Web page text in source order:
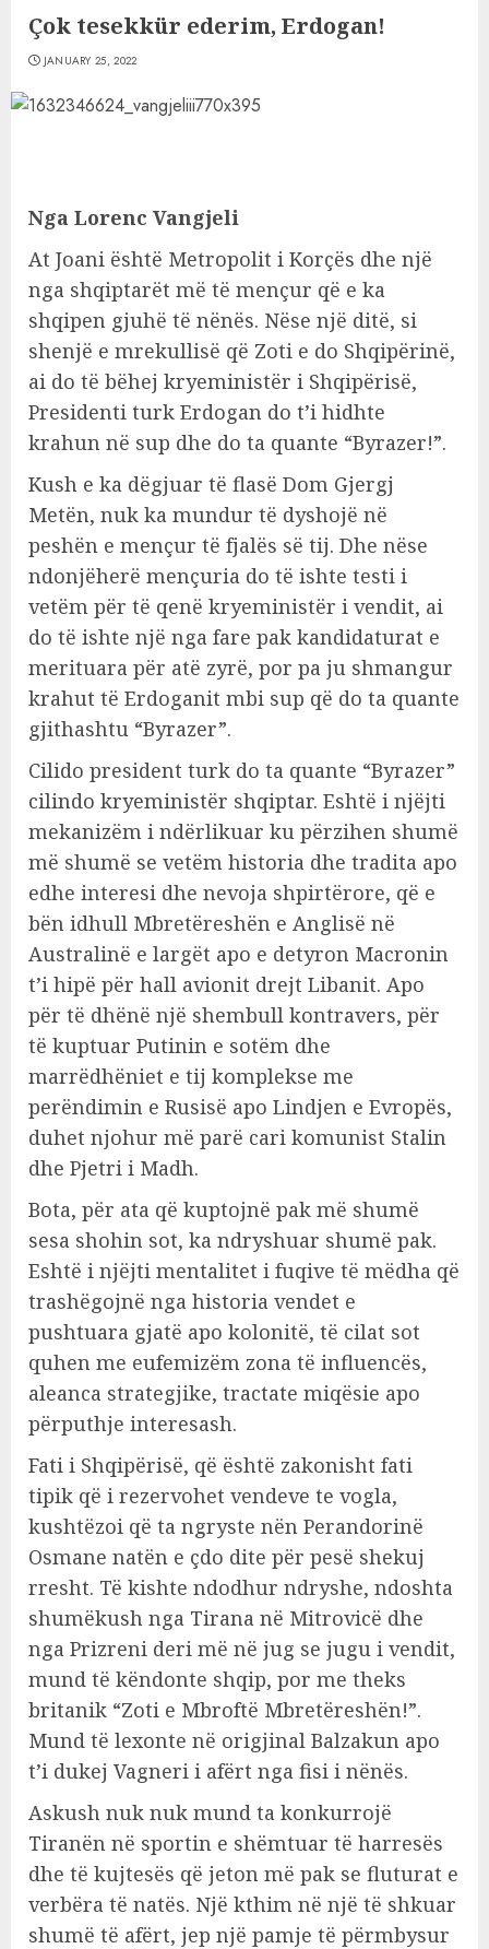
Çok tesekkür ederim, Erdogan!
JANUARY 25, 2022
Nga Lorenc Vangjeli
At Joani është Metropolit i Korçës dhe një
nga shqiptarët më të mençur që e ka
shqipen gjuhë të nënës. Nëse një ditë, si
shenjë e mrekullisë që Zoti e do Shqipërinë,
ai do të bëhej kryeministër i Shqipërisë,
Presidenti turk Erdogan do t’i hidhte
krahun në sup dhe do ta quante “Byrazer!”.
Kush e ka dëgjuar të flasë Dom Gjergj
Metën, nuk ka mundur të dyshojë në
peshën e mençur të fjalës së tij. Dhe nëse
ndonjëherë mençuria do të ishte testi i
vetëm për të qenë kryeministër i vendit, ai
do të ishte një nga fare pak kandidaturat e
merituara për atë zyrë, por pa ju shmangur
krahut të Erdoganit mbi sup që do ta quante
gjithashtu “Byrazer”.
Cilido president turk do ta quante “Byrazer”
cilindo kryeministër shqiptar. Eshtë i njëjti
mekanizëm i ndërlikuar ku përzihen shumë
më shumë se vetëm historia dhe tradita apo
edhe interesi dhe nevoja shpirtërore, që e
bën idhull Mbretëreshën e Anglisë në
Australinë e largët apo e detyron Macronin
t’i hipë për hall avionit drejt Libanit. Apo
për të dhënë një shembull kontravers, për
të kuptuar Putinin e sotëm dhe
marrëdhëniet e tij komplekse me
perëndimin e Rusisë apo Lindjen e Evropës,
duhet njohur më parë cari komunist Stalin
dhe Pjetri i Madh.
Bota, për ata që kuptojnë pak më shumë
sesa shohin sot, ka ndryshuar shumë pak.
Eshtë i njëjti mentalitet i fuqive të mëdha që
trashëgojnë nga historia vendet e
pushtuara gjatë apo kolonitë, të cilat sot
quhen me eufemizëm zona të influencës,
aleanca strategjike, tractate miqësie apo
përputhje interesash.
Fati i Shqipërisë, që është zakonisht fati
tipik që i rezervohet vendeve te vogla,
kushtëzoi që ta ngryste nën Perandorinë
Osmane natën e çdo dite për pesë shekuj
rresht. Të kishte ndodhur ndryshe, ndoshta
shumëkush nga Tirana në Mitrovicë dhe
nga Prizreni deri më në jug se jugu i vendit,
mund të këndonte shqip, por me theks
britanik “Zoti e Mbroftë Mbretëreshën!”.
Mund të lexonte në origjinal Balzakun apo
t’i dukej Vagneri i afërt nga fisi i nënës.
Askush nuk nuk mund ta konkurrojë
Tiranën në sportin e shëmtuar të harresës
dhe të kujtesës që jeton më pak se fluturat e
verbëra të natës. Një kthim në një të shkuar
shumë të afërt, jep një pamje të përmbysur